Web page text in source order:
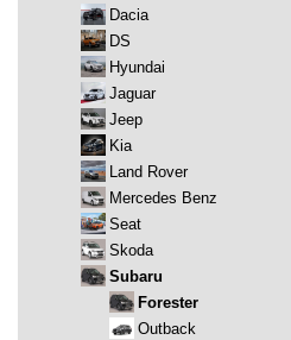
Dacia
DS
Hyundai
Jaguar
Jeep
Kia
Land Rover
Mercedes Benz
Seat
Skoda
Subaru
Forester
Outback